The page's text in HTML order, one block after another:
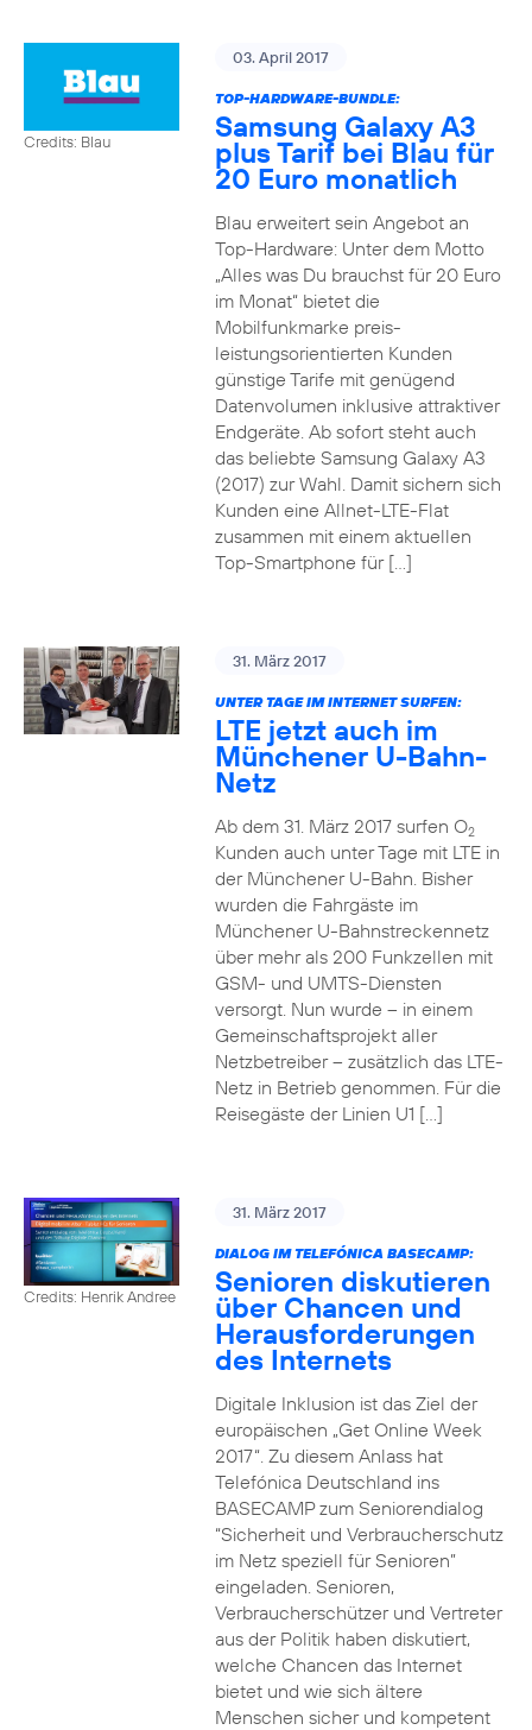
Credits: Blau
03. April 2017
TOP-HARDWARE-BUNDLE:
Samsung Galaxy A3
plus Tarif bei Blau für
20 Euro monatlich
Blau erweitert sein Angebot an
Top-Hardware: Unter dem Motto
„Alles was Du brauchst für 20 Euro
im Monat“ bietet die
Mobilfunkmarke preis-
leistungsorientierten Kunden
günstige Tarife mit genügend
Datenvolumen inklusive attraktiver
Endgeräte. Ab sofort steht auch
das beliebte Samsung Galaxy A3
(2017) zur Wahl. Damit sichern sich
Kunden eine Allnet-LTE-Flat
zusammen mit einem aktuellen
Top-Smartphone für […]
31. März 2017
UNTER TAGE IM INTERNET SURFEN:
LTE jetzt auch im
Münchener U-Bahn-
Netz
Ab dem 31. März 2017 surfen O2
Kunden auch unter Tage mit LTE in
der Münchener U-Bahn. Bisher
wurden die Fahrgäste im
Münchener U-Bahnstreckennetz
über mehr als 200 Funkzellen mit
GSM- und UMTS-Diensten
versorgt. Nun wurde – in einem
Gemeinschaftsprojekt aller
Netzbetreiber – zusätzlich das LTE-
Netz in Betrieb genommen. Für die
Reisegäste der Linien U1 […]
Credits: Henrik Andree
31. März 2017
DIALOG IM TELEFÓNICA BASECAMP:
Senioren diskutieren
über Chancen und
Herausforderungen
des Internets
Digitale Inklusion ist das Ziel der
europäischen „Get Online Week
2017“. Zu diesem Anlass hat
Telefónica Deutschland ins
BASECAMP zum Seniorendialog
“Sicherheit und Verbraucherschutz
im Netz speziell für Senioren”
eingeladen. Senioren,
Verbraucherschützer und Vertreter
aus der Politik haben diskutiert,
welche Chancen das Internet
bietet und wie sich ältere
Menschen sicher und kompetent